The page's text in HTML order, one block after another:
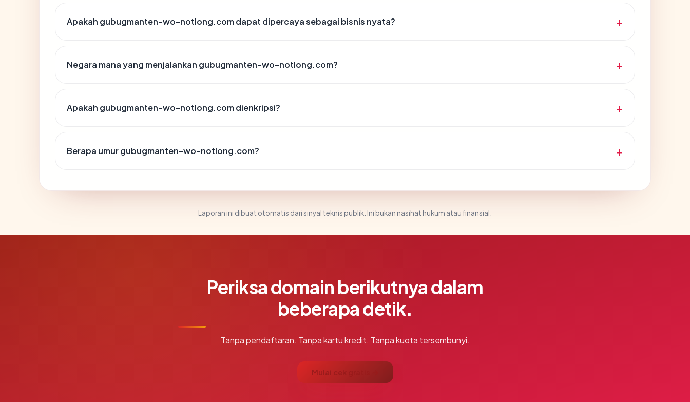
Apakah gubugmanten-wo-notlong.com dapat dipercaya sebagai bisnis nyata?
Negara mana yang menjalankan gubugmanten-wo-notlong.com?
Apakah gubugmanten-wo-notlong.com dienkripsi?
Berapa umur gubugmanten-wo-notlong.com?
Laporan ini dibuat otomatis dari sinyal teknis publik. Ini bukan nasihat hukum atau finansial.
Periksa domain berikutnya dalam
beberapa detik.
Tanpa pendaftaran. Tanpa kartu kredit. Tanpa kuota tersembunyi.
Mulai cek gratis →